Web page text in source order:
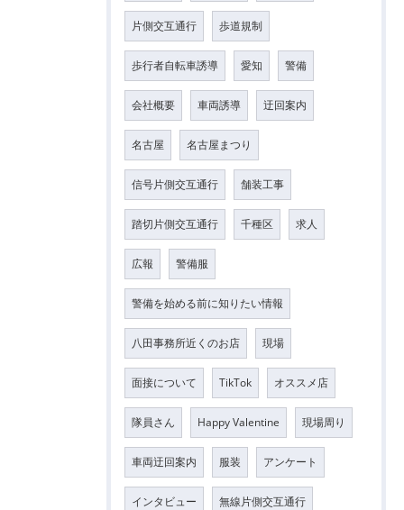
片側交互通行 歩道規制
歩行者自転車誘導 愛知 警備
会社概要 車両誘導 迂回案内
名古屋 名古屋まつり
信号片側交互通行 舗装工事
踏切片側交互通行 千種区 求人
広報 警備服
警備を始める前に知りたい情報
八田事務所近くのお店 現場
面接について TikTok オススメ店
隊員さん Happy Valentine 現場周り
車両迂回案内 服装 アンケート
インタビュー 無線片側交互通行